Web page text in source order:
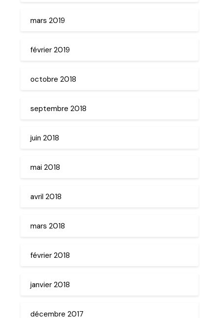
mars 2019
février 2019
octobre 2018
septembre 2018
juin 2018
mai 2018
avril 2018
mars 2018
février 2018
janvier 2018
décembre 2017